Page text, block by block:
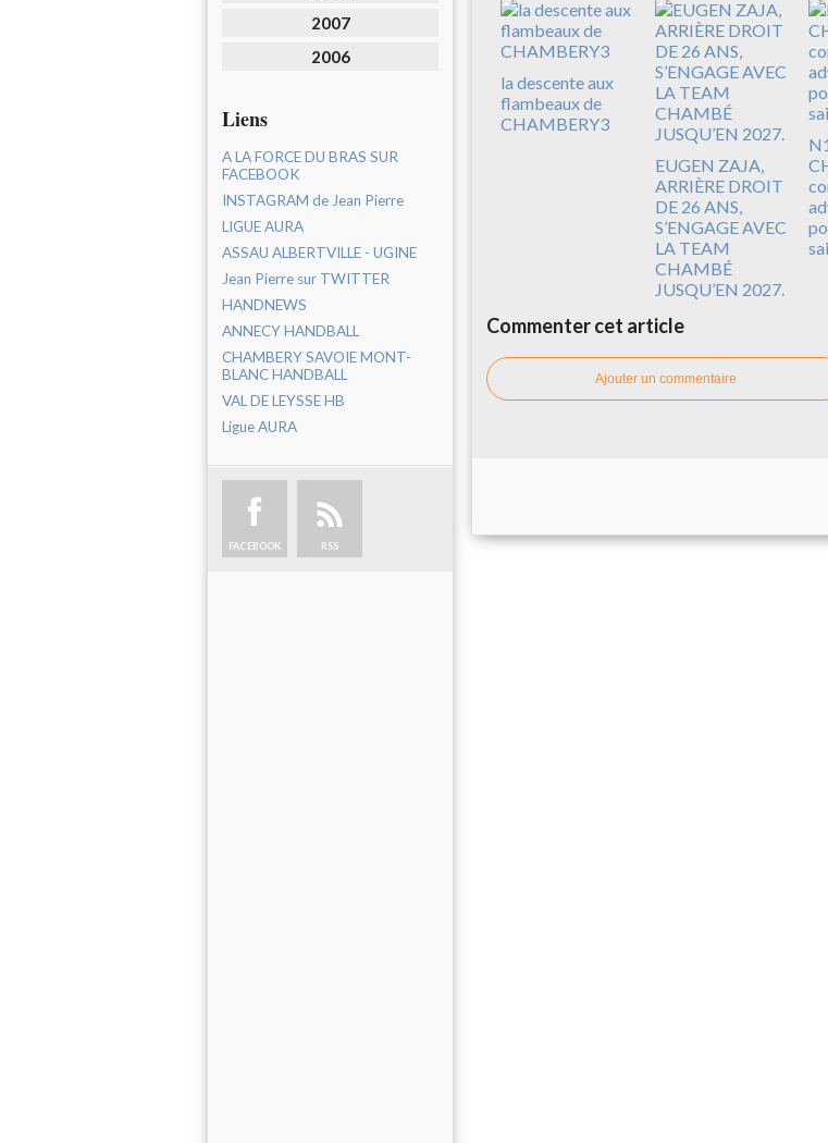
2007
2006
Liens
A LA FORCE DU BRAS SUR
FACEBOOK
INSTAGRAM de Jean Pierre
LIGUE AURA
ASSAU ALBERTVILLE - UGINE
Jean Pierre sur TWITTER
HANDNEWS
ANNECY HANDBALL
CHAMBERY SAVOIE MONT-
BLANC HANDBALL
VAL DE LEYSSE HB
Ligue AURA
FACEBOOK RSS
la descente aux
flambeaux de
CHAMBERY3
EUGEN ZAJA,
ARRIÈRE DROIT
DE 26 ANS,
S’ENGAGE AVEC
LA TEAM
CHAMBÉ
JUSQU’EN 2027.
Commenter cet article
Ajouter un commentaire